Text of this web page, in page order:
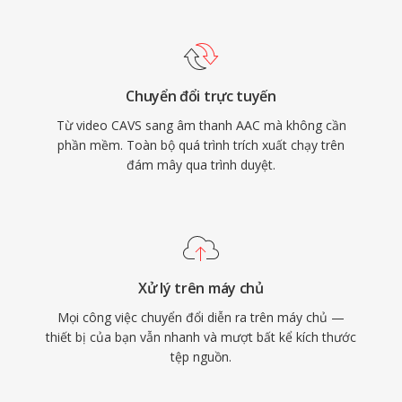
AAC mà không cần thêm plugin.
Chuyển đổi trực tuyến
Từ video CAVS sang âm thanh AAC mà không cần
phần mềm. Toàn bộ quá trình trích xuất chạy trên
đám mây qua trình duyệt.
Xử lý trên máy chủ
Mọi công việc chuyển đổi diễn ra trên máy chủ —
thiết bị của bạn vẫn nhanh và mượt bất kể kích thước
tệp nguồn.